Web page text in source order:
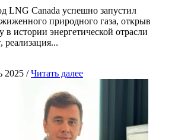
LNG Canada успешно запустил
природного газа, открыв
в истории энергетической отрасли
реализация...
2025 /Читать далее